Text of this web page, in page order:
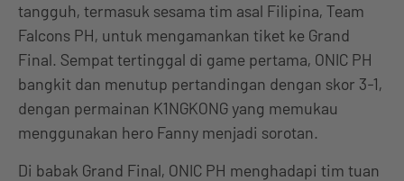
tangguh, termasuk sesama tim asal Filipina, Team
Falcons PH, untuk mengamankan tiket ke Grand
Final. Sempat tertinggal di game pertama, ONIC PH
bangkit dan menutup pertandingan dengan skor 3-1,
dengan permainan K1NGKONG yang memukau
menggunakan hero Fanny menjadi sorotan.
Di babak Grand Final, ONIC PH menghadapi tim tuan